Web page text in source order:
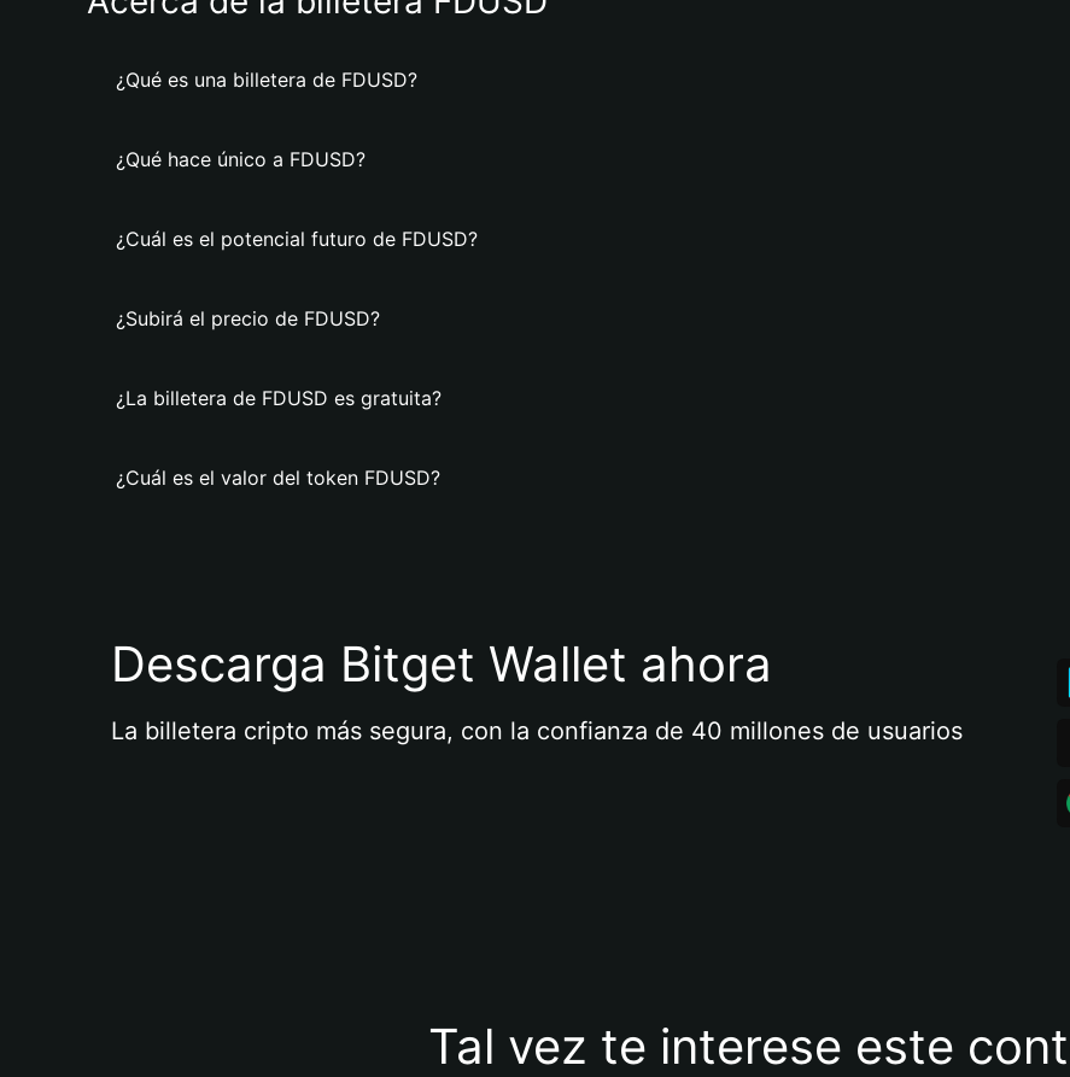
¿Qué es una billetera de FDUSD?
¿Qué hace único a FDUSD?
¿Cuál es el potencial futuro de FDUSD?
¿Subirá el precio de FDUSD?
¿La billetera de FDUSD es gratuita?
¿Cuál es el valor del token FDUSD?
Descarga Bitget Wallet ahora
La billetera cripto más segura, con la confianza de 40 millones de usuarios
Tal vez te interese este